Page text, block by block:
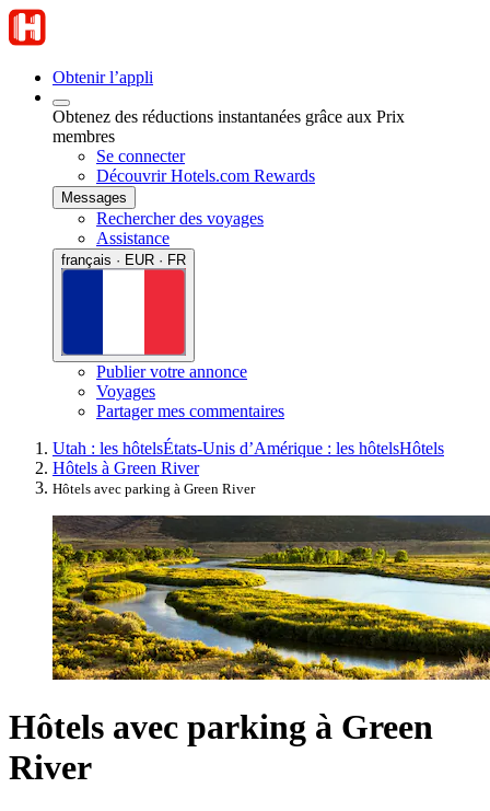
Obtenir l’appli
Obtenez des réductions instantanées grâce aux Prix
membres
Se connecter
Découvrir Hotels.com Rewards
Messages
Rechercher des voyages
Assistance
français · EUR · FR
Publier votre annonce
Voyages
Partager mes commentaires
Utah : les hôtelsÉtats-Unis d’Amérique : les hôtelsHôtels
Hôtels à Green River
Hôtels avec parking à Green River
Hôtels avec parking à Green
River